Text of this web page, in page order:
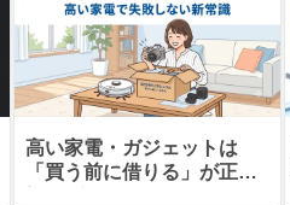
高い家電・ガジェットは
「買う前に借りる」が正